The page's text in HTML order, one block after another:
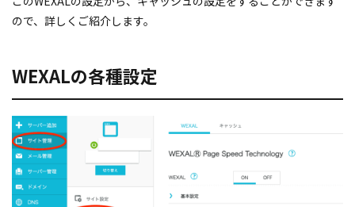
ので、詳しくご紹介します。
WEXALの各種設定